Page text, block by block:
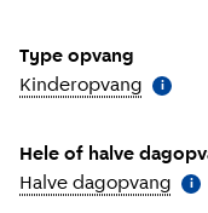
Type opvang
Kinderopvang Meer
i
Hele of halve
Halve dagopvang
i